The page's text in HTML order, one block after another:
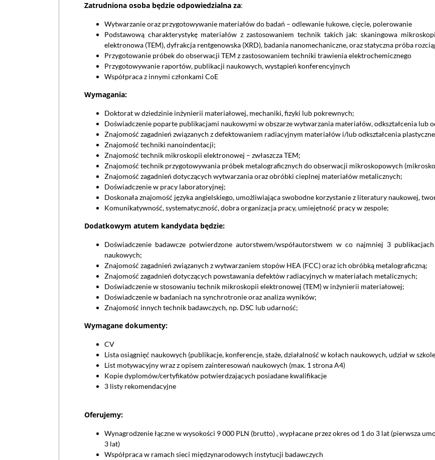
Zatrudniona osoba będzie odpowiedzialna za:
Wytwarzanie oraz przygotowywanie materiałów do badań – odlewanie łukowe, cięcie, polerowanie
Podstawową charakterystykę materiałów z zastosowaniem technik takich jak: skaningowa
elektronowa (TEM), dyfrakcja rentgenowska (XRD), badania nanomechaniczne, oraz statyczna próba
Przygotowanie próbek do obserwacji TEM z zastosowaniem techniki trawienia elektrochemicznego
Przygotowywanie raportów, publikacji naukowych, wystąpień konferencyjnych
Współpraca z innymi członkami CoE
Wymagania:
Doktorat w dziedzinie inżynierii materiałowej, mechaniki, fizyki lub pokrewnych;
Doświadczenie poparte publikacjami naukowymi w obszarze wytwarzania materiałów, odkształcenia lub
Znajomość zagadnień związanych z defektowaniem radiacyjnym materiałów i/lub odkształcenia
Znajomość techniki nanoindentacji;
Znajomość technik mikroskopii elektronowej – zwłaszcza TEM;
Znajomość technik przygotowywania próbek metalograficznych do obserwacji mikroskopowych
Znajomość zagadnień dotyczących wytwarzania oraz obróbki cieplnej materiałów metalicznych;
Doświadczenie w pracy laboratoryjnej;
Doskonała znajomość języka angielskiego, umożliwiająca swobodne korzystanie z literatury naukowej,
Komunikatywność, systematyczność, dobra organizacja pracy, umiejętność pracy w zespole;
Dodatkowym atutem kandydata będzie:
Doświadczenie badawcze potwierdzone autorstwem/współautorstwem w co najmniej 3
naukowych;
Znajomość zagadnień związanych z wytwarzaniem stopów HEA (FCC) oraz ich obróbką metalograficzną;
Znajomość zagadnień dotyczących powstawania defektów radiacyjnych w materiałach metalicznych;
Doświadczenie w stosowaniu technik mikroskopii elektronowej (TEM) w inżynierii materiałowej;
Doświadczenie w badaniach na synchrotronie oraz analiza wyników;
Znajomość innych technik badawczych, np. DSC lub udarność;
Wymagane dokumenty:
CV
Lista osiągnięć naukowych (publikacje, konferencje, staże, działalność w kołach naukowych, udział w
List motywacyjny wraz z opisem zainteresowań naukowych (max. 1 strona A4)
Kopie dyplomów/certyfikatów potwierdzających posiadane kwalifikacje
3 listy rekomendacyjne
Oferujemy:
Wynagrodzenie łączne w wysokości 9 000 PLN (brutto) , wypłacane przez okres od 1 do 3 lat (pierwsza
3 lat)
Współpraca w ramach sieci międzynarodowych instytucji badawczych